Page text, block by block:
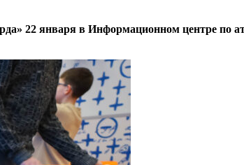
22 января в Информационном центре по